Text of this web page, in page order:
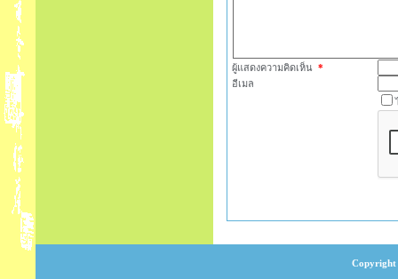
ผู้แสดงความคิดเห็น *
อีเมล
Copyright